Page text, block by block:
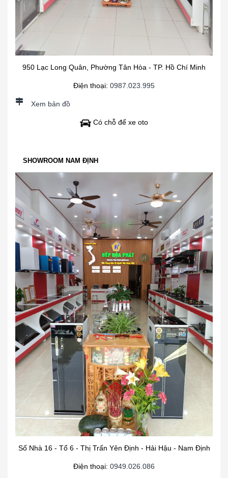
950 Lạc Long Quân, Phường Tân Hòa - TP. Hồ Chí Minh
Điện thoại: 0987.023.995
Xem bản đồ
Có chỗ để xe oto
SHOWROOM NAM ĐỊNH
Số Nhà 16 - Tổ 6 - Thị Trấn Yên Định - Hải Hậu - Nam Định
Điện thoại: 0949.026.086